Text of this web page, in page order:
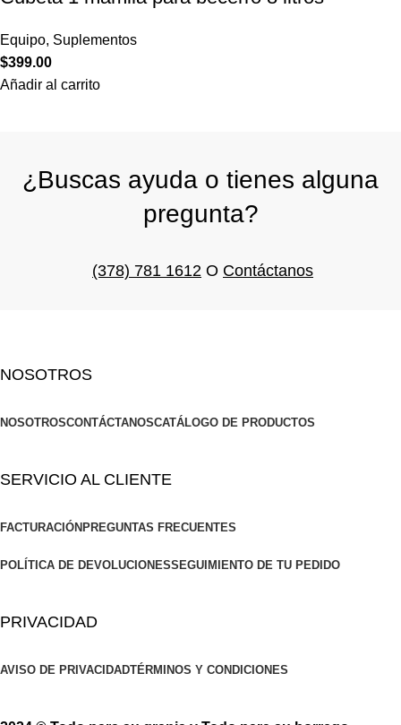
Equipo, Suplementos
$399.00
Añadir al carrito
¿Buscas ayuda o tienes alguna
pregunta?
(378) 781 1612 O Contáctanos
NOSOTROS
NOSOTROSCONTÁCTANOSCATÁLOGO DE PRODUCTOS
SERVICIO AL CLIENTE
FACTURACIÓN PREGUNTAS FRECUENTES
POLÍTICA DE DEVOLUCIONESSEGUIMIENTO DE TU PEDIDO
PRIVACIDAD
AVISO DE PRIVACIDADTÉRMINOS Y CONDICIONES